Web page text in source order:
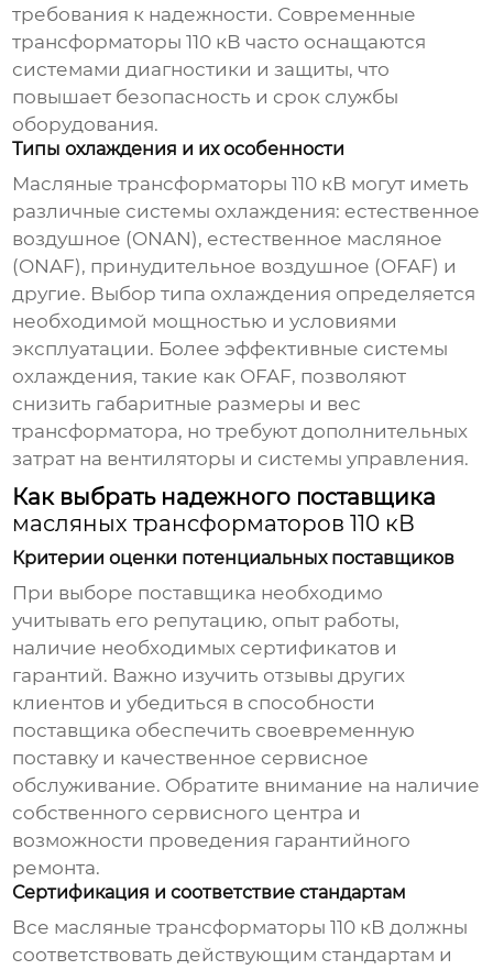
требования к надежности. Современные
трансформаторы 110 кВ часто оснащаются
системами диагностики и защиты, что
повышает безопасность и срок службы
оборудования.
Типы охлаждения и их особенности
Масляные трансформаторы 110 кВ могут иметь
различные системы охлаждения: естественное
воздушное (ONAN), естественное масляное
(ONAF), принудительное воздушное (OFAF) и
другие. Выбор типа охлаждения определяется
необходимой мощностью и условиями
эксплуатации. Более эффективные системы
охлаждения, такие как OFAF, позволяют
снизить габаритные размеры и вес
трансформатора, но требуют дополнительных
затрат на вентиляторы и системы управления.
Как выбрать надежного поставщика
масляных трансформаторов 110 кВ
Критерии оценки потенциальных поставщиков
При выборе поставщика необходимо
учитывать его репутацию, опыт работы,
наличие необходимых сертификатов и
гарантий. Важно изучить отзывы других
клиентов и убедиться в способности
поставщика обеспечить своевременную
поставку и качественное сервисное
обслуживание. Обратите внимание на наличие
собственного сервисного центра и
возможности проведения гарантийного
ремонта.
Сертификация и соответствие стандартам
Все масляные трансформаторы 110 кВ должны
соответствовать действующим стандартам и